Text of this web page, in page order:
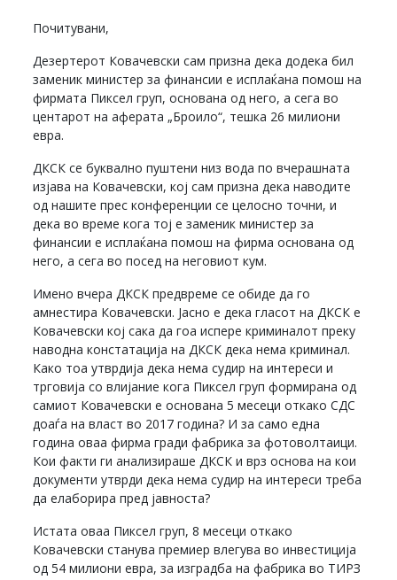
Почитувани,
Дезертерот Ковачевски сам призна дека додека бил
заменик министер за финансии е исплаќана помош на
фирмата Пиксел груп, основана од него, а сега во
центарот на аферата „Броило“, тешка 26 милиони
евра.
ДКСК се буквално пуштени низ вода по вчерашната
изјава на Ковачевски, кој сам призна дека наводите
од нашите прес конференции се целосно точни, и
дека во време кога тој е заменик министер за
финансии е исплаќана помош на фирма основана од
него, а сега во посед на неговиот кум.
Имено вчера ДКСК предвреме се обиде да го
амнестира Ковачевски. Јасно е дека гласот на ДКСК е
Ковачевски кој сака да гоа испере криминалот преку
наводна констатација на ДКСК дека нема криминал.
Како тоа утврдија дека нема судир на интереси и
трговија со влијание кога Пиксел груп формирана од
самиот Ковачевски е основана 5 месеци откако СДС
доаѓа на власт во 2017 година? И за само една
година оваа фирма гради фабрика за фотоволтаици.
Кои факти ги анализираше ДКСК и врз основа на кои
документи утврди дека нема судир на интереси треба
да елаборира пред јавноста?
Истата оваа Пиксел груп, 8 месеци откако
Ковачевски станува премиер влегува во инвестиција
од 54 милиони евра, за изградба на фабрика во ТИРЗ